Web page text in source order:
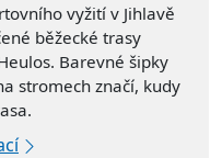
vyžití v Jihlavě
běžecké trasy
Barevné šipky
stromech značí, kudy